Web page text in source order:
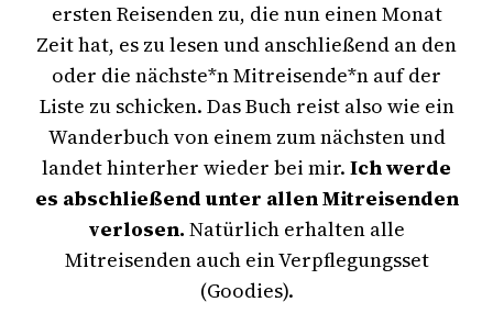
ersten Reisenden zu, die nun einen Monat
Zeit hat, es zu lesen und anschließend an den
oder die nächste*n Mitreisende*n auf der
Liste zu schicken. Das Buch reist also wie ein
Wanderbuch von einem zum nächsten und
landet hinterher wieder bei mir. Ich werde
es abschließend unter allen Mitreisenden
verlosen. Natürlich erhalten alle
Mitreisenden auch ein Verpflegungsset
(Goodies).